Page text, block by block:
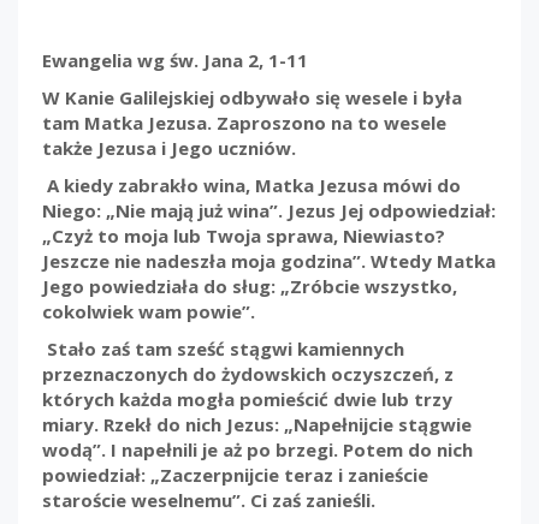
Ewangelia wg św. Jana 2, 1-11
W Kanie Galilejskiej odbywało się wesele i była
tam Matka Jezusa. Zaproszono na to wesele
także Jezusa i Jego uczniów.
A kiedy zabrakło wina, Matka Jezusa mówi do
Niego: „Nie mają już wina”. Jezus Jej odpowiedział:
„Czyż to moja lub Twoja sprawa, Niewiasto?
Jeszcze nie nadeszła moja godzina”. Wtedy Matka
Jego powiedziała do sług: „Zróbcie wszystko,
cokolwiek wam powie”.
Stało zaś tam sześć stągwi kamiennych
przeznaczonych do żydowskich oczyszczeń, z
których każda mogła pomieścić dwie lub trzy
miary. Rzekł do nich Jezus: „Napełnijcie stągwie
wodą”. I napełnili je aż po brzegi. Potem do nich
powiedział: „Zaczerpnijcie teraz i zanieście
staroście weselnemu”. Ci zaś zanieśli.